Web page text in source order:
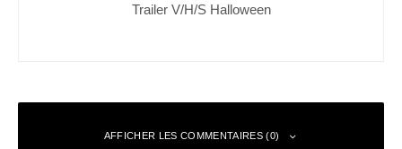
Trailer V/H/S Halloween
AFFICHER LES COMMENTAIRES (0)